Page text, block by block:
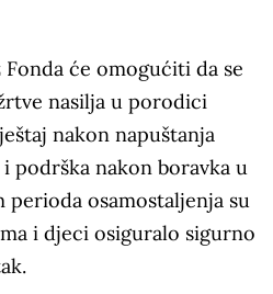
će omogućiti da se
nasilja u porodici
nakon napuštanja
podrška nakon boravka u
osamostaljenja su
i djeci osiguralo sigurno